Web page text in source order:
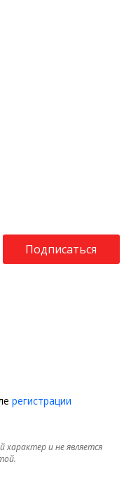
Подписаться
регистрации
и не является